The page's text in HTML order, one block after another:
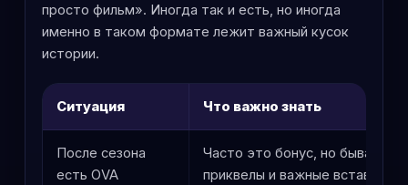
просто фильм». Иногда так и есть, но иногда
именно в таком формате лежит важный кусок
истории.
Ситуация Что важно знать
После сезона
есть OVA
Часто это бонус, но бывают
приквелы и важные вставки